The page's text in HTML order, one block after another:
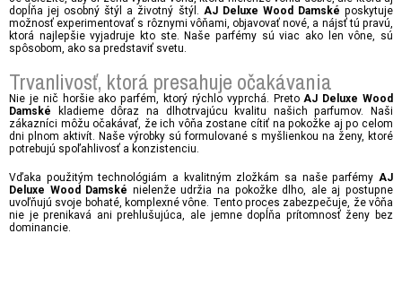
dopĺňa jej osobný štýl a životný štýl. AJ Deluxe Wood Damské poskytuje
možnosť experimentovať s rôznymi vôňami, objavovať nové, a nájsť tú pravú,
ktorá najlepšie vyjadruje kto ste. Naše parfémy sú viac ako len vône, sú
spôsobom, ako sa predstaviť svetu.
Trvanlivosť, ktorá presahuje očakávania
Nie je nič horšie ako parfém, ktorý rýchlo vyprchá. Preto AJ Deluxe Wood
Damské
kladieme dôraz na dlhotrvajúcu kvalitu našich parfumov. Naši
zákazníci môžu očakávať, že ich vôňa zostane cítiť na pokožke aj po celom
dni plnom aktivít. Naše výrobky sú formulované s myšlienkou na ženy, ktoré
potrebujú spoľahlivosť a konzistenciu.
Vďaka použitým technológiám a kvalitným zložkám sa naše parfémy AJ
Deluxe Wood Damské nielenže udržia na pokožke dlho, ale aj postupne
uvoľňujú svoje bohaté, komplexné vône. Tento proces zabezpečuje, že vôňa
nie je prenikavá ani prehlušujúca, ale jemne dopĺňa prítomnosť ženy bez
dominancie.